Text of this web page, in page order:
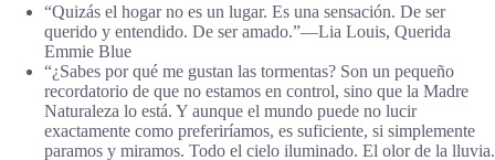
“Quizás el hogar no es un lugar. Es una sensación. De ser
querido y entendido. De ser amado.”―Lia Louis, Querida
Emmie Blue
“¿Sabes por qué me gustan las tormentas? Son un pequeño
recordatorio de que no estamos en control, sino que la Madre
Naturaleza lo está. Y aunque el mundo puede no lucir
exactamente como preferiríamos, es suficiente, si simplemente
paramos y miramos. Todo el cielo iluminado. El olor de la lluvia.